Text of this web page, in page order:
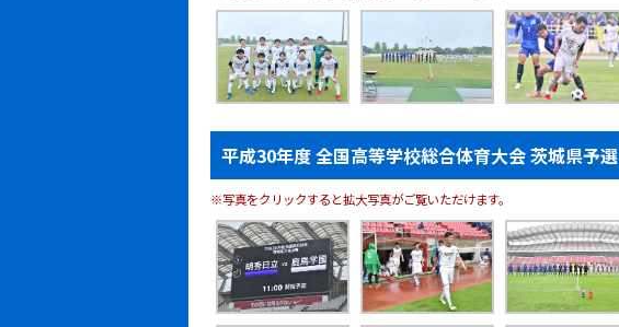
平成30年度 全国高等学校総合体育大会 茨城県予選
※写真をクリックすると拡大写真がご覧いただけます。